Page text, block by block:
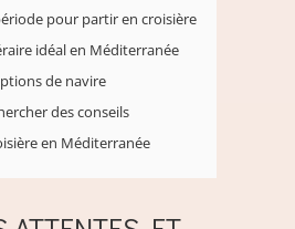
pour partir en croisière
idéal en Méditerranée
de navire
des conseils
en Méditerranée